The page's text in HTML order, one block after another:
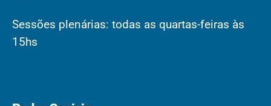
Sessões plenárias: todas as quartas-feiras às
15hs